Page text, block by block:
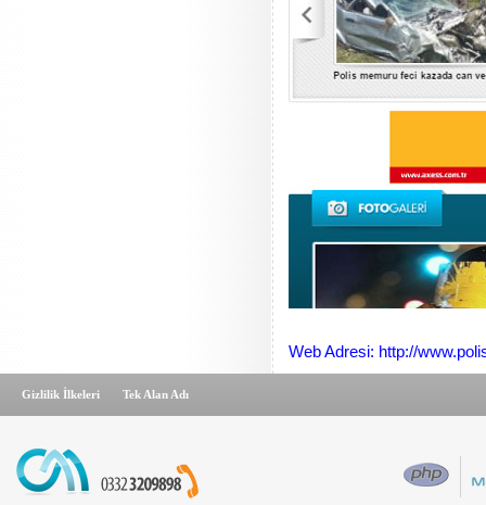
Web Adresi: http://
Gizlilik İlkeleri Tek Alan Adı